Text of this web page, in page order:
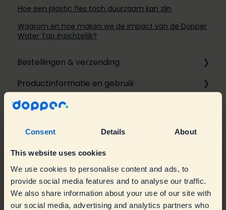
Consent Details About
This website uses cookies
We use cookies to personalise content and ads, to
provide social media features and to analyse our traffic.
We also share information about your use of our site with
our social media, advertising and analytics partners who
Hoe een plastic fles toch duurzaam kan zijn
Waarom en hoe maken we de impact van de Dopper
Water Tap inzichtelijk?
Bestellingen & verzending
Online bestellen
Personalisatie
Actievoorwaarden winacties
Productinformatie en gebruik
Gebruik
Accessoires
Dopper Water Tap
Er is iets mis met mijn Dopper
Spare parts
Retailers
Dopper Water Tap
Algemene informatie
Duurzaamheid